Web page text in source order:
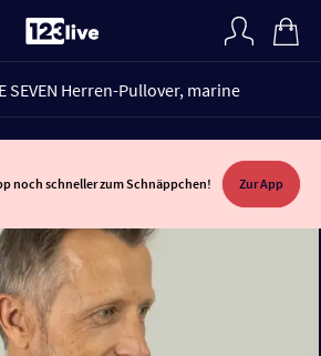
SEVEN Herren-Pullover, marine
noch schneller zum Schnäppchen! Zur App